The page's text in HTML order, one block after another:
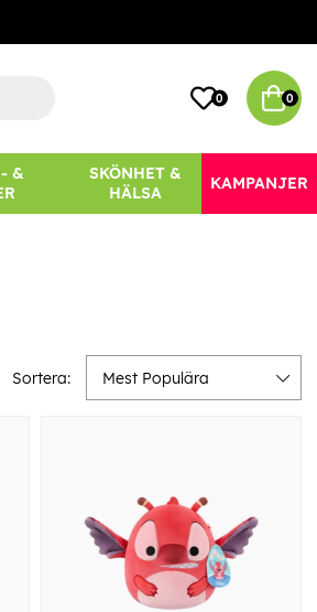
0 0
&
SKÖNHET &
HÄLSA
KAMPANJER
Sortera: Mest Populära